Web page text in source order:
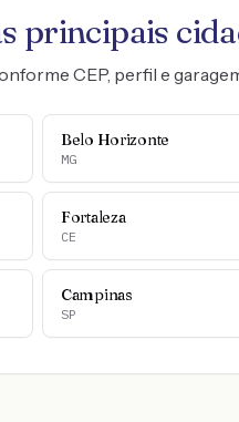
principais
CEP, perfil e
Belo Horizonte
MG
Fortaleza
CE
Campinas
SP